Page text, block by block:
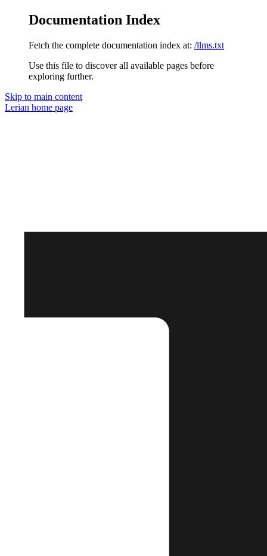
Documentation Index
Fetch the complete documentation index at: /llms.txt
Use this file to discover all available pages before
exploring further.
Skip to main content
Lerian home page